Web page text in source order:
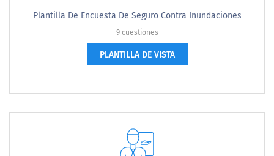
Plantilla De Encuesta De Seguro Contra Inundaciones
9 cuestiones
PLANTILLA DE VISTA